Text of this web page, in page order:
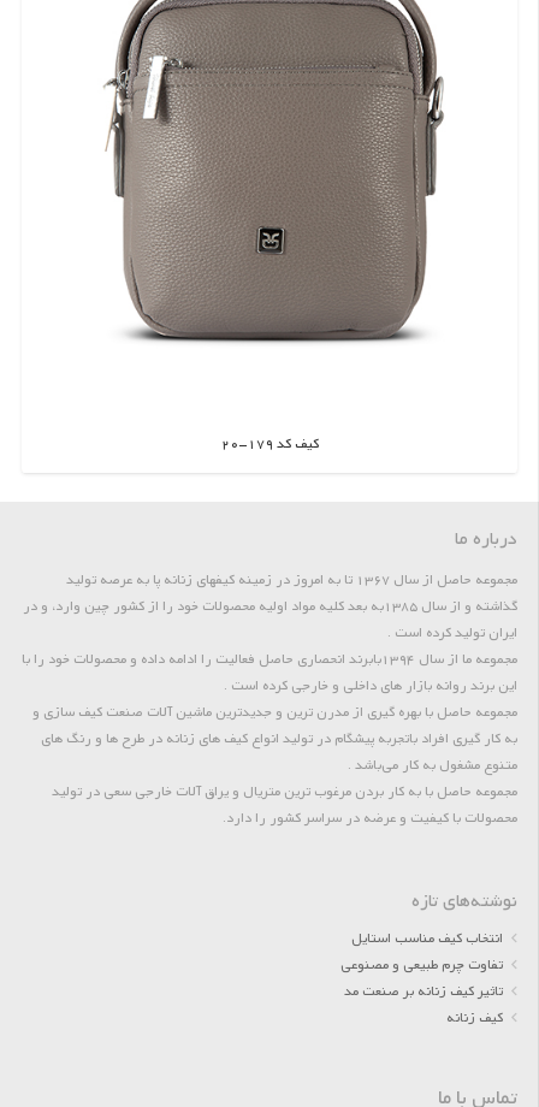
کیف کد 179-20
اطلاعات بیشتر
درباره ما
مجموعه حاصل از سال 1367 تا به امروز در زمینه کیفهای زنانه پا به عرصه تولید
گذاشته و از سال 1385به بعد کلیه مواد اولیه محصولات خود را از کشور چین وارد، و در
ایران تولید کرده است .
مجموعه ما از سال 1394بابرند انحصاری حاصل فعالیت را ادامه داده و محصولات خود را با
این برند روانه بازار های داخلی و خارجی کرده است .
مجموعه حاصل با بهره گیری از مدرن ترین و جدیدترین ماشین آلات صنعت کیف سازی و
به کار گیری افراد باتجربه پیشگام در تولید انواع کیف های زنانه در طرح ها و رنگ های
متنوع مشغول به کار می‌باشد .
مجموعه حاصل با به کار بردن مرغوب ترین متریال و یراق آلات خارجی سعی در تولید
محصولات با کیفیت و عرضه در سراسر کشور را دارد.
نوشته‌های تازه
انتخاب کیف مناسب استایل
تفاوت چرم طبیعی و مصنوعی
تاثیر کیف زنانه بر صنعت مد
کیف زنانه
تماس با ما